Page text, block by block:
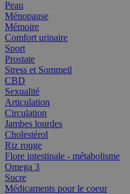
Peau
Ménopause
Mémoire
Comfort urinaire
Sport
Prostate
Stress et Sommeil
CBD
Sexualité
Articulation
Circulation
Jambes lourdes
Cholestérol
Riz rouge
Flore intestinale - métabolisme
Omega 3
Sucre
Médicaments pour le coeur